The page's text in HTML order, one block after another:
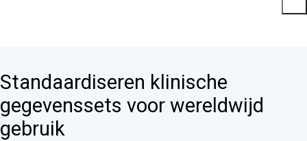
Standaardiseren klinische
gegevenssets voor wereldwijd
gebruik